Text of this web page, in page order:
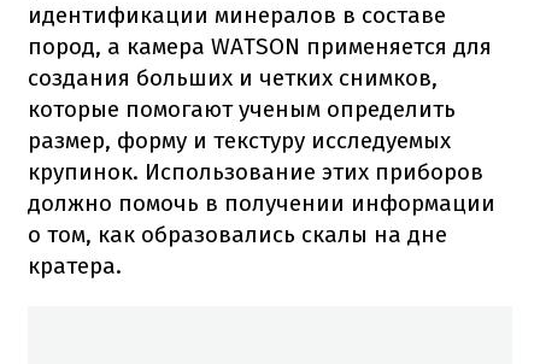
идентификации минералов в составе
пород, а камера WATSON применяется для
создания больших и четких снимков,
которые помогают ученым определить
размер, форму и текстуру исследуемых
крупинок. Использование этих приборов
должно помочь в получении информации
о том, как образовались скалы на дне
кратера.